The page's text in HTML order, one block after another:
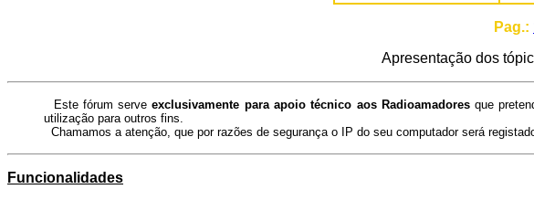
Pag.:
Apresentação dos
Este fórum serveexclusivamente para apoio técnico aos Radioamadoresque
utilização para outros fins.
Chamamos a atenção, que por razões de segurança o IP do seu computador será
Funcionalidades